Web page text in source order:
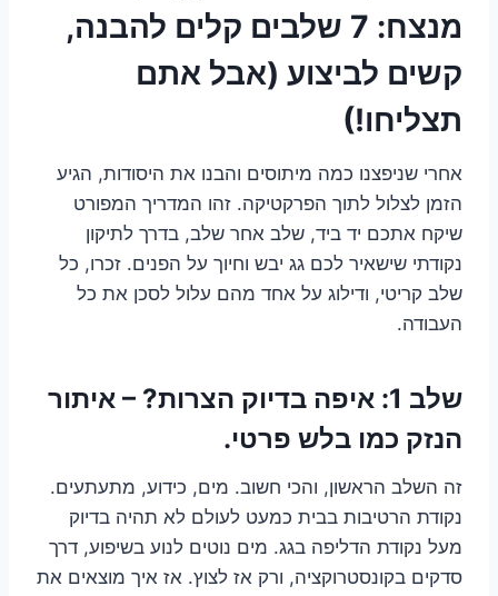
מנצח: 7 שלבים קלים להבנה,
קשים לביצוע (אבל אתם
תצליחו!)
אחרי שניפצנו כמה מיתוסים והבנו את היסודות, הגיע
הזמן לצלול לתוך הפרקטיקה. זהו המדריך המפורט
שיקח אתכם יד ביד, שלב אחר שלב, בדרך לתיקון
נקודתי שישאיר לכם גג יבש וחיוך על הפנים. זכרו, כל
שלב קריטי, ודילוג על אחד מהם עלול לסכן את כל
העבודה.
שלב 1: איפה בדיוק הצרות? – איתור
הנזק כמו בלש פרטי.
זה השלב הראשון, והכי חשוב. מים, כידוע, מתעתעים.
נקודת הרטיבות בבית כמעט לעולם לא תהיה בדיוק
מעל נקודת הדליפה בגג. מים נוטים לנוע בשיפוע, דרך
סדקים בקונסטרוקציה, ורק אז לצוץ. אז איך מוצאים את